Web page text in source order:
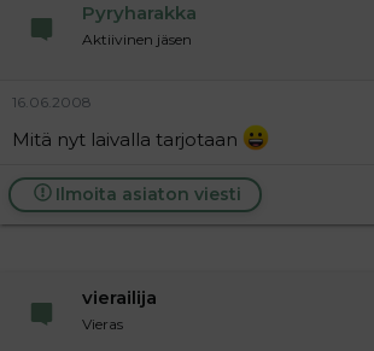
Pyryharakka
Aktiivinen jäsen
16.06.2008
Mitä nyt laivalla tarjotaan
Ilmoita asiaton viesti
vierailija
Vieras